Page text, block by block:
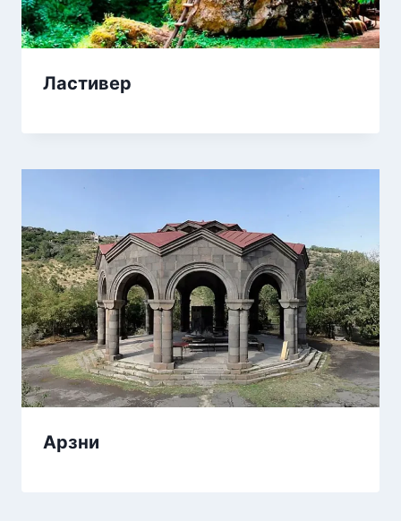
Ластивер
Арзни